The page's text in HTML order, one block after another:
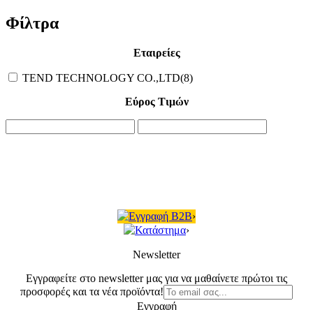
Φίλτρα
Εταιρείες
TEND TECHNOLOGY CO.,LTD(8)
Εύρος Τιμών
Εγγραφή B2B›
Κατάστημα›
Newsletter
Εγγραφείτε στο newsletter μας για να μαθαίνετε πρώτοι τις
προσφορές και τα νέα προϊόντα!
Εγγραφή